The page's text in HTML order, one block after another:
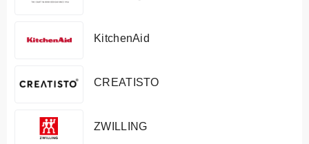
KitchenAid
CREATISTO
ZWILLING